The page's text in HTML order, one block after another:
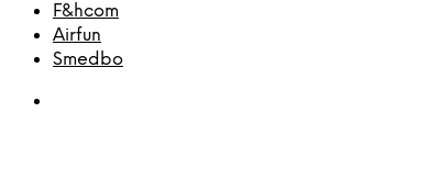
F&hcom
Airfun
Smedbo